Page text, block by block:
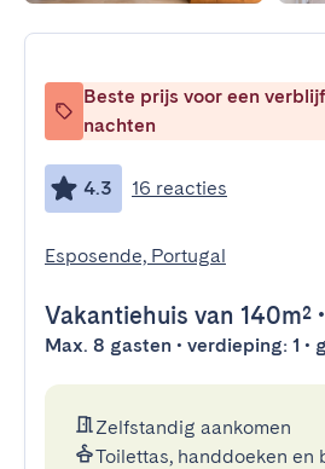
Beste prijs voor een
nachten
4.3 16 reacties
Esposende, Portugal
Vakantiehuis van 140m² •
Max. 8 gasten • verdieping: 1 •
Zelfstandig aankomen
Toilettas, handdoeken en